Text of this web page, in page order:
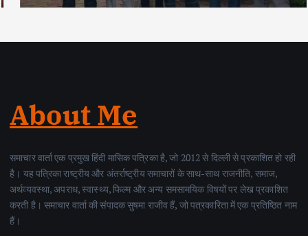
About Me
समाचार वार्ता एक प्रमुख हिंदी मासिक पत्रिका है, जो 2012 से दिल्ली से प्रकाशित हो रही
है। यह पत्रिका राष्ट्रीय और अंतर्राष्ट्रीय समाचारों के साथ-साथ राजनीति, समाज,
अर्थव्यवस्था, अपराध, स्वास्थ्य, फिल्म और अन्य समसामयिक विषयों पर लेख प्रकाशित
करती है। समाचार वार्ता की संपादक सुषमा राजीव हैं, जो पत्रकारिता में एक प्रतिष्ठित नाम
हैं।